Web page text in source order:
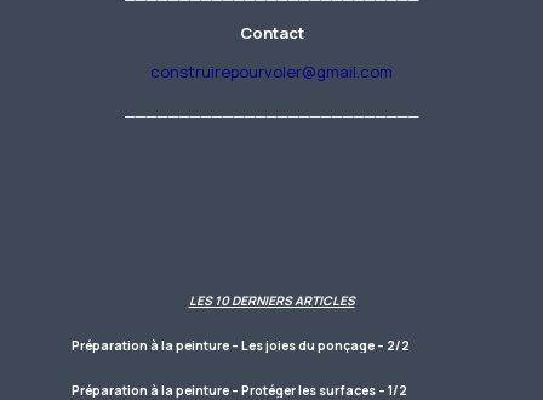
Contact
construirepourvoler@gmail.com
LES 10 DERNIERS ARTICLES
Préparation à la peinture – Les joies du ponçage – 2/2
Préparation à la peinture – Protéger les surfaces – 1/2